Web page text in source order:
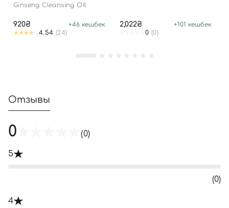
Ginseng Cleansing Oil
920₴ +46 кешбек
4.54 (24)
2,022₴ +101 кешбек
0 (0)
Отзывы
0 (0)
5
(0)
4